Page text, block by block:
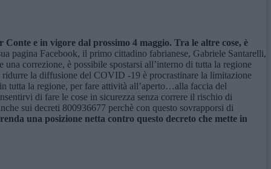
e in vigore dal prossimo 4 maggio. Tra le altre cose, è
pagina Facebook, il primo cittadino fabrianese, Gabriele Santarelli,
correzione, è possibile spostarsi all’interno di tutta la regione
ridurre la diffusione del COVID -19 è procrastinare la limitazione
tutta la regione, per fare attività all’aperto…alla faccia del
di fare le cose in sicurezza senza correre il rischio di
sui decreti 800936677 perchè con questo sovrapporsi di
una posizione netta contro questo decreto che mette in